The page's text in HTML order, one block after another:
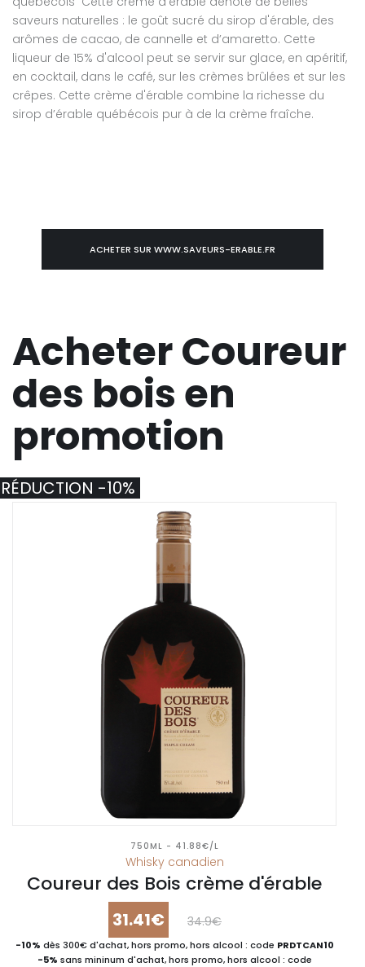
saveurs naturelles : le goût sucré du sirop d'érable, des
arômes de cacao, de cannelle et d’amaretto. Cette
liqueur de 15% d'alcool peut se servir sur glace, en apéritif,
en cocktail, dans le café, sur les crèmes brûlées et sur les
crêpes. Cette crème d'érable combine la richesse du
sirop d’érable québécois pur à de la crème fraîche.
ACHETER SUR WWW.SAVEURS-ERABLE.FR
Acheter Coureur
des bois en
promotion
750ML - 41.88€/L
Whisky canadien
Coureur des Bois crème d'érable
31.41€ 34.9€
-10% dès 300€ d'achat, hors promo, hors alcool : code PRDTCAN10
-5% sans mininum d'achat, hors promo, hors alcool : code
RÉDUCTION -10%